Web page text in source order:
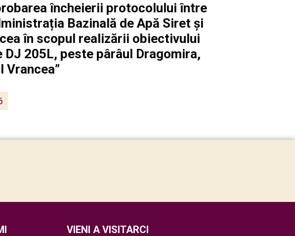
încheierii protocolului între
Bazinală de Apă Siret și
în scopul realizării obiectivului
205L, peste pârâul Dragomira,
Vrancea”
VIENI A VISITARCI